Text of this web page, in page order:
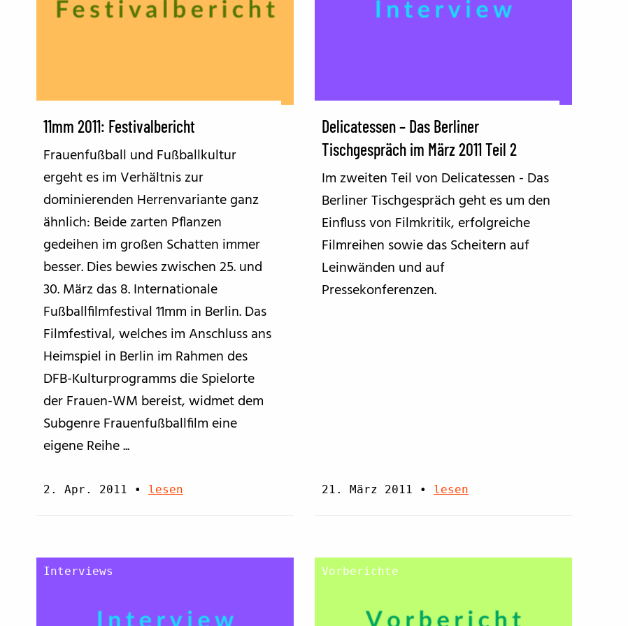
11mm 2011: Festivalbericht
Frauenfußball und Fußballkultur
ergeht es im Verhältnis zur
dominierenden Herrenvariante ganz
ähnlich: Beide zarten Pflanzen
gedeihen im großen Schatten immer
besser. Dies bewies zwischen 25. und
30. März das 8. Internationale
Fußballfilmfestival 11mm in Berlin. Das
Filmfestival, welches im Anschluss ans
Heimspiel in Berlin im Rahmen des
DFB-Kulturprogramms die Spielorte
der Frauen-WM bereist, widmet dem
Subgenre Frauenfußballfilm eine
eigene Reihe ...
2. Apr. 2011 • lesen
Delicatessen – Das Berliner
Tischgespräch im März 2011 Teil 2
Im zweiten Teil von Delicatessen - Das
Berliner Tischgespräch geht es um den
Einfluss von Filmkritik, erfolgreiche
Filmreihen sowie das Scheitern auf
Leinwänden und auf
Pressekonferenzen.
21. März 2011 • lesen
Interviews Vorberichte